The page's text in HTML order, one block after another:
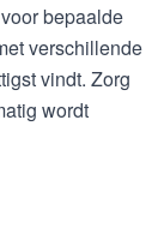
bepaalde
verschillende
vindt. Zorg
wordt